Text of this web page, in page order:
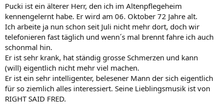
Pucki ist ein älterer Herr, den ich im Altenpflegeheim
kennengelernt habe. Er wird am 06. Oktober 72 Jahre alt.
Ich arbeite ja nun schon seit Juli nicht mehr dort, doch wir
telefonieren fast täglich und wenn´s mal brennt fahre ich auch
schonmal hin.
Er ist sehr krank, hat ständig grosse Schmerzen und kann
(will) eigentlich nicht mehr viel machen.
Er ist ein sehr intelligenter, belesener Mann der sich eigentlich
für so ziemlich alles interessiert. Seine Lieblingsmusik ist von
RIGHT SAID FRED.